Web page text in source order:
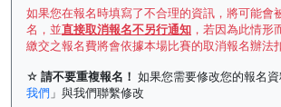
如果您在報名時填寫了不合理的資訊，將可能會
名，並直接取消報名不另行通知 ，若因為此情形
繳交之報名費將會依據本場比賽的取消報名辦法
☆ 請不要重複報名！ 如果您需要修改您的報名
我們 」與我們聯繫修改